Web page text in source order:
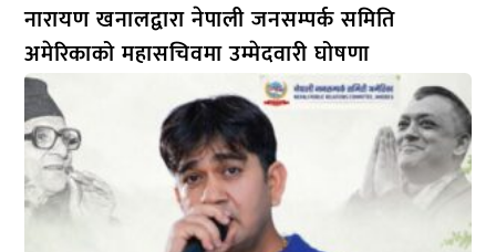
नारायण खनालद्वारा नेपाली जनसम्पर्क समिति
अमेरिकाको महासचिवमा उम्मेदवारी घोषणा